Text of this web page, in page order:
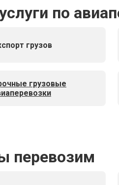
по
грузов
грузовые
перевозим